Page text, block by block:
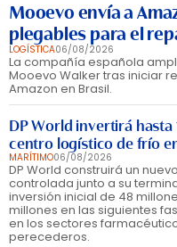
Mooevo envía a
plegables para el
LOGÍSTICA06/08/2026
La compañía española
Mooevo Walker tras iniciar
Amazon en Brasil.
DP World invertirá
centro logístico de frío
MARÍTIMO06/08/2026
DP World construirá un
controlada junto a su
inversión inicial de 48
millones en las siguientes
en los sectores
perecederos.